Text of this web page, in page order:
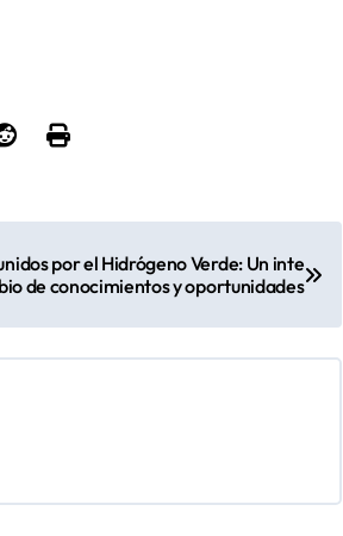
por el Hidrógeno Verde: Un inte
de conocimientos y oportunidades